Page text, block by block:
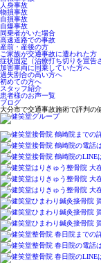
人身事故
物損事故
自損事故
自爆事故
同乗者がいた場合
高速道路での事故
産前・産後の方
ご家族が交通事故に遭われた方
症状固定（治療打ち切りを宣告
加害車両に同乗していた方へ
過失割合の高い方へ
初めての方へ
スタッフ紹介
患者様のお声一覧
ブログ
大分市で交通事故施術で評判の